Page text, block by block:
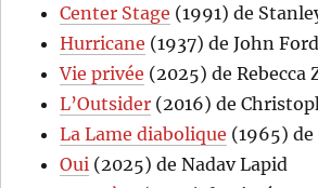
Center Stage (1991) de
Hurricane (1937) de John Ford
Vie privée (2025) de Rebecca
L’Outsider (2016) de
La Lame diabolique (1965)
Oui (2025) de Nadav Lapid